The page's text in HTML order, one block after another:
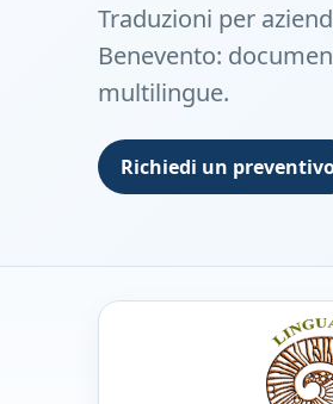
Traduzioni per
Benevento:
multilingue.
Richiedi un